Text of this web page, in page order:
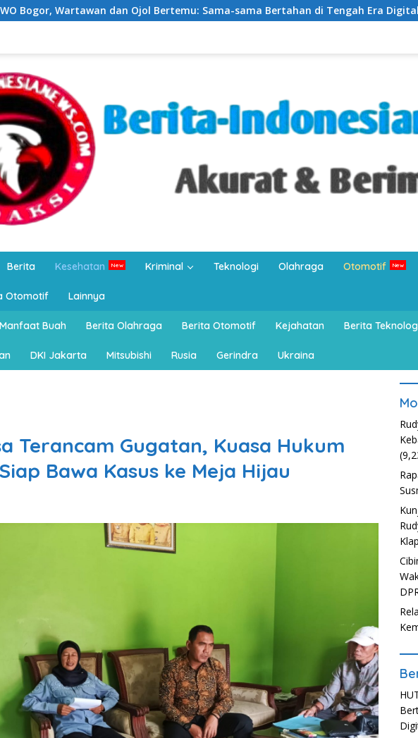
Ojol Bertemu: Sama-sama Bertahan di Tengah Era Digital Silaturahmi
Berita Kesehatan Kriminal Teknologi Olahraga Otomotif
Otomotif Lainnya
Manfaat Buah Berita Olahraga Berita Otomotif Kejahatan Berita
DKI Jakarta Mitsubishi Rusia Gerindra Ukraina
Terancam Gugatan, Kuasa Hukum
Bawa Kasus ke Meja Hijau